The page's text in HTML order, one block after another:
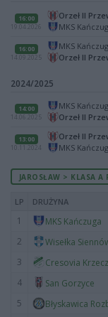
16:00
19.04.2026
Orzeł II
MKS
16:00
14.09.2025
MKS
Orzeł II
2024/2025
14:00
14.06.2025
MKS
Orzeł II
13:00
10.11.2024
Orzeł II
MKS
JAROSŁAW > KLASA
LP DRUŻYNA
1 MKS Kańczuga
2
Wisełka
3
Cresovia
4
San Gorzyce
5
Błyskawica